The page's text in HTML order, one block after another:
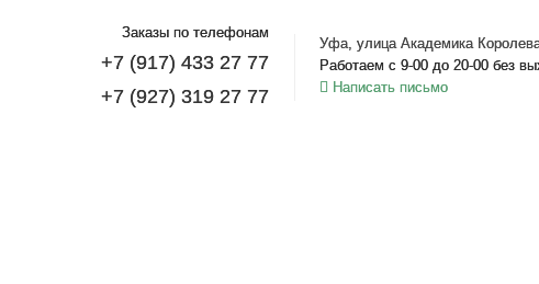
Заказы по телефонам
+7 (917) 433 27 77
+7 (927) 319 27 77
Уфа, улица Академика
Работаем с 9-00 до 20-00 без
Написать письмо